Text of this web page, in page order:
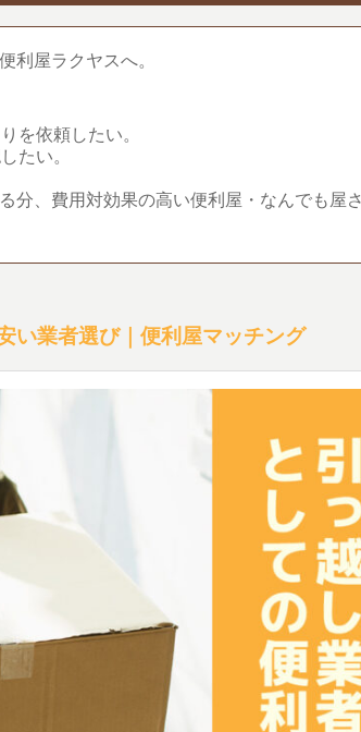
利屋ラクヤスへ。
を依頼したい。
たい。
分、費用対効果の高い便利屋・なんでも屋
い業者選び｜便利屋マッチング